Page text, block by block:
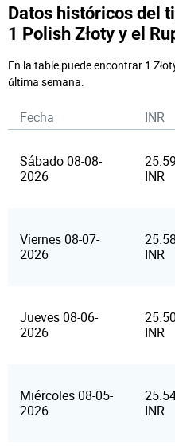
Datos históricos del
1 Polish Złoty y el
En la table puede encontrar 1
última semana.
Fecha INR
Sábado 08-08-
2026
INR
Viernes 08-07-
2026
INR
Jueves 08-06-
2026
INR
Miércoles 08-05-
2026
INR